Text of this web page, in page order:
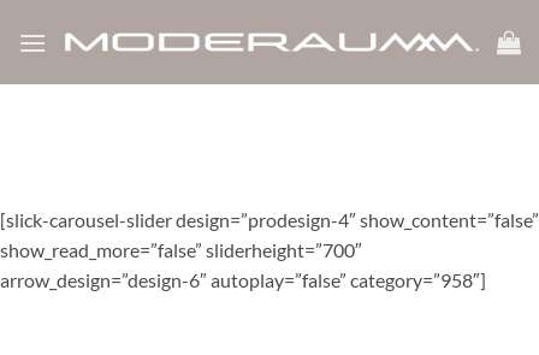
Inhalt
[slick-carousel-slider design=”prodesign-4″ show_content=”false”
show_read_more=”false” sliderheight=”700″
arrow_design=”design-6″ autoplay=”false” category=”958″]
bp_notify=”0″]